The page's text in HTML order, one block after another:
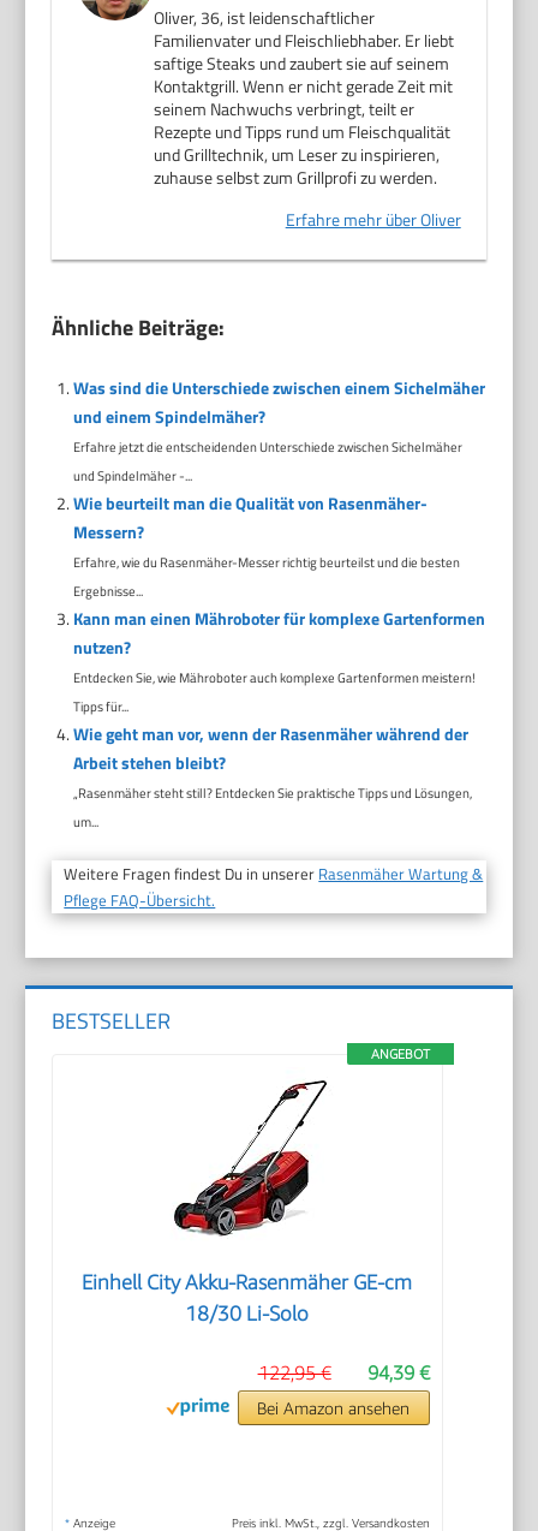
Oliver, 36, ist leidenschaftlicher
Familienvater und Fleischliebhaber. Er liebt
saftige Steaks und zaubert sie auf seinem
Kontaktgrill. Wenn er nicht gerade Zeit mit
seinem Nachwuchs verbringt, teilt er
Rezepte und Tipps rund um Fleischqualität
und Grilltechnik, um Leser zu inspirieren,
zuhause selbst zum Grillprofi zu werden.
Erfahre mehr über Oliver
Ähnliche Beiträge:
Was sind die Unterschiede zwischen einem Sichelmäher
und einem Spindelmäher?
Erfahre jetzt die entscheidenden Unterschiede zwischen Sichelmäher
und Spindelmäher -...
Wie beurteilt man die Qualität von Rasenmäher-
Messern?
Erfahre, wie du Rasenmäher-Messer richtig beurteilst und die besten
Ergebnisse...
Kann man einen Mähroboter für komplexe Gartenformen
nutzen?
Entdecken Sie, wie Mähroboter auch komplexe Gartenformen meistern!
Tipps für...
Wie geht man vor, wenn der Rasenmäher während der
Arbeit stehen bleibt?
„Rasenmäher steht still? Entdecken Sie praktische Tipps und Lösungen,
um...
Weitere Fragen findest Du in unserer Rasenmäher Wartung &
Pflege FAQ-Übersicht.
BESTSELLER
ANGEBOT
Einhell City Akku-Rasenmäher GE-cm
18/30 Li-Solo
94,39 €
122,95 €
Bei Amazon ansehen
* Anzeige Preis inkl. MwSt., zzgl. Versandkosten